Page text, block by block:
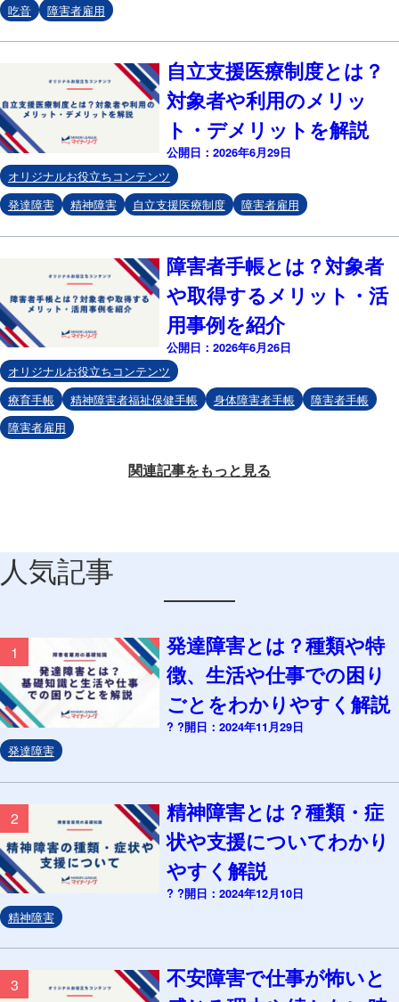
吃音
障害者雇用
自立支援医療制度とは？
対象者や利用のメリッ
ト・デメリットを解説
公開日：2026年6月29日
オリジナルお役立ちコンテンツ
発達障害
精神障害 自立支援医療制度 障害者雇用
障害者手帳とは？対象者
や取得するメリット・活
用事例を紹介
公開日：2026年6月26日
オリジナルお役立ちコンテンツ
療育手帳
精神障害者福祉保健手帳 身体障害者手帳
障害者手帳
障害者雇用
関連記事をもっと見る
人気記事
1
発達障害とは？種類や特
徴、生活や仕事での困り
ごとをわかりやすく解説
? ?開日：2024年11月29日
発達障害
2
精神障害とは？種類・症
状や支援についてわかり
やすく解説
? ?開日：2024年12月10日
精神障害
3
不安障害で仕事が怖いと